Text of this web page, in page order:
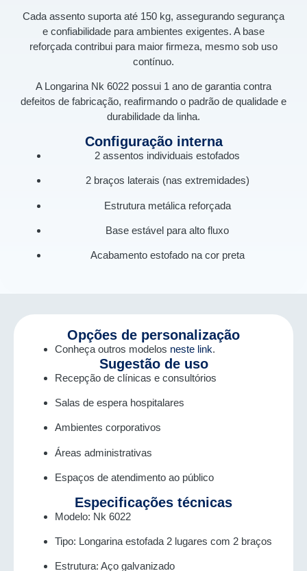
Cada assento suporta até 150 kg, assegurando segurança
e confiabilidade para ambientes exigentes. A base
reforçada contribui para maior firmeza, mesmo sob uso
contínuo.
A Longarina Nk 6022 possui 1 ano de garantia contra
defeitos de fabricação, reafirmando o padrão de qualidade e
durabilidade da linha.
Configuração interna
2 assentos individuais estofados
2 braços laterais (nas extremidades)
Estrutura metálica reforçada
Base estável para alto fluxo
Acabamento estofado na cor preta
Opções de personalização
Conheça outros modelos neste link.
Sugestão de uso
Recepção de clínicas e consultórios
Salas de espera hospitalares
Ambientes corporativos
Áreas administrativas
Espaços de atendimento ao público
Especificações técnicas
Modelo: Nk 6022
Tipo: Longarina estofada 2 lugares com 2 braços
Estrutura: Aço galvanizado